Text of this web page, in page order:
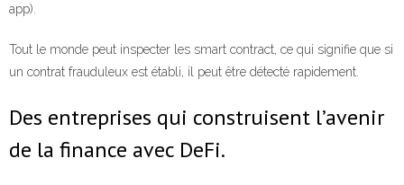
app).
Tout le monde peut inspecter les smart contract, ce qui signifie que si
un contrat frauduleux est établi, il peut être détecté rapidement.
Des entreprises qui construisent l’avenir
de la finance avec DeFi.